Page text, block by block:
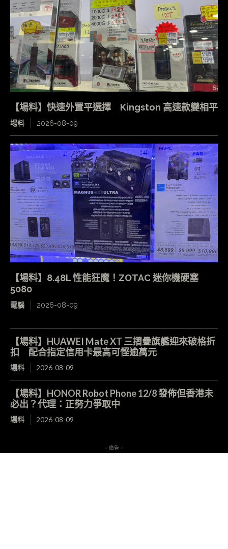
【場料】快速外置平選擇 Kingston 高速款變相平
場料 2026-08-09
【場料】8.48L 性能狂魔！ZOTAC 迷你機硬塞
5080
電腦 2026-08-09
【場料】HUAWEI Mate XT 三摺疊旗艦迎來破格折
扣 配合指定信用卡最高可慳逾萬元
場料 2026-08-09
【場料】HONOR Robot Phone 12/8 發佈但香港未
必出？代理：正努力爭取中
場料 2026-08-09
- 廣告 -